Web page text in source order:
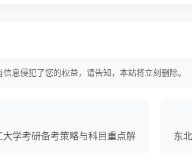
信息侵犯了您的权益，请告知，本站将立刻删除。
大学考研备考策略与科目重点解
东